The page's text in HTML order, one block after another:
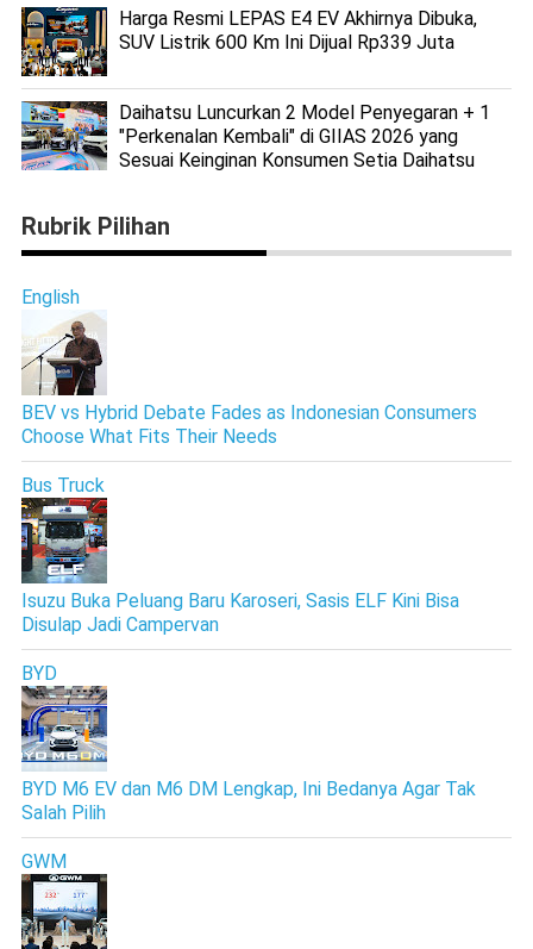
Harga Resmi LEPAS E4 EV Akhirnya Dibuka,
SUV Listrik 600 Km Ini Dijual Rp339 Juta
Daihatsu Luncurkan 2 Model Penyegaran + 1
"Perkenalan Kembali" di GIIAS 2026 yang
Sesuai Keinginan Konsumen Setia Daihatsu
Rubrik Pilihan
English
BEV vs Hybrid Debate Fades as Indonesian Consumers
Choose What Fits Their Needs
Bus Truck
Isuzu Buka Peluang Baru Karoseri, Sasis ELF Kini Bisa
Disulap Jadi Campervan
BYD
BYD M6 EV dan M6 DM Lengkap, Ini Bedanya Agar Tak
Salah Pilih
GWM